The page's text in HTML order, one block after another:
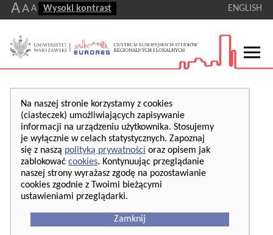
AA A Wysoki kontrast ENGLISH
Na naszej stronie korzystamy z cookies
(ciasteczek) umożliwiających zapisywanie
informacji na urządzeniu użytkownika. Stosujemy
je wyłącznie w celach statystycznych. Zapoznaj
się z naszą polityką prywatności oraz opisem jak
zablokować cookies. Kontynuując przeglądanie
naszej strony wyrażasz zgodę na pozostawianie
cookies zgodnie z Twoimi bieżącymi
ustawieniami przeglądarki.
Zamknij